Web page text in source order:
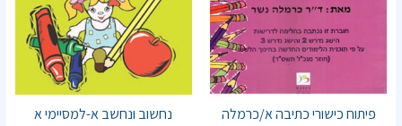
פיתוח כישורי כתיבה א/כרמלה
נחשוב ונחשב א-למסיימי א